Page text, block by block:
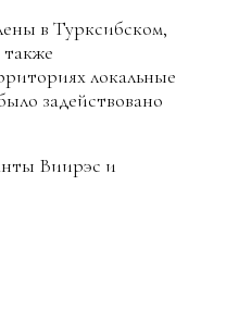
в Турксибском,
локальные
задействовано
Виирэс и